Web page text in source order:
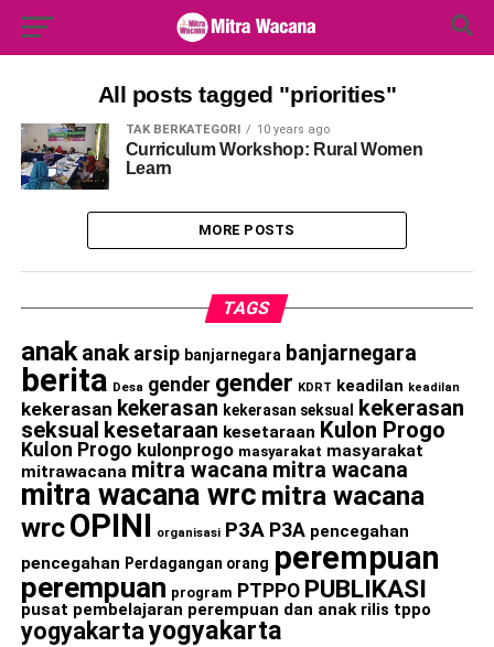
for:
All posts tagged "priorities"
TAK BERKATEGORI 10 years ago
Curriculum Workshop: Rural Women
Learn
MORE POSTS
TAGS
anak anak arsip banjarnegara banjarnegara
berita Desa gender gender KDRT keadilan keadilan
kekerasan kekerasan kekerasan seksual
kekerasan
seksual kesetaraan kesetaraan Kulon Progo
Kulon Progo kulonprogo masyarakat masyarakat
mitrawacana mitra wacana mitra wacana
mitra wacana wrc mitra wacana
wrcOPINI organisasi P3A P3A pencegahan
pencegahan Perdagangan orang perempuan
perempuan program PTPPO PUBLIKASI
pusat pembelajaran perempuan dan anak rilis tppo
yogyakartayogyakarta